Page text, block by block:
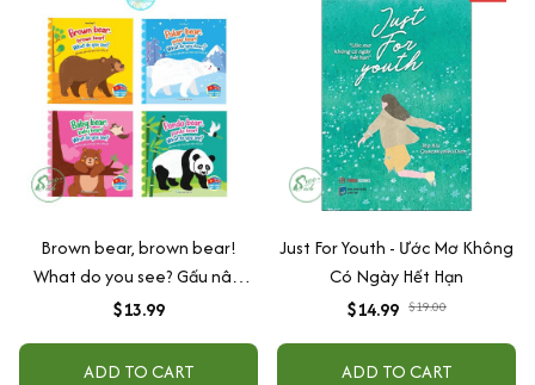
Brown bear, brown bear!
What do you see? Gấu nâu,
gấu nâu! Bạn Nhìn Thấy Gì -
Thanh
$13.99
ADD TO CART
Just For Youth - Ước Mơ Không
Có Ngày Hết Hạn
$14.99 $19.00
ADD TO CART